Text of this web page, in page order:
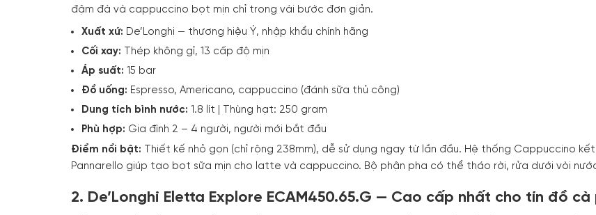
đậm đà và cappuccino bọt mịn chỉ trong vài bước đơn giản.
Xuất xứ: De’Longhi — thương hiệu Ý, nhập khẩu chính hãng
Cối xay: Thép không gỉ, 13 cấp độ mịn
Áp suất: 15 bar
Đồ uống: Espresso, Americano, cappuccino (đánh sữa thủ công)
Dung tích bình nước: 1.8 lít | Thùng hạt: 250 gram
Phù hợp: Gia đình 2 – 4 người, người mới bắt đầu
Điểm nổi bật: Thiết kế nhỏ gọn (chỉ rộng 238mm), dễ sử dụng ngay từ lần đầu. Hệ thống Cappuccino
Pannarello giúp tạo bọt sữa mịn cho latte và cappuccino. Bộ phận pha có thể tháo rời, rửa dưới vòi
2. De’Longhi Eletta Explore ECAM450.65.G — Cao cấp nhất cho tín đồ cà